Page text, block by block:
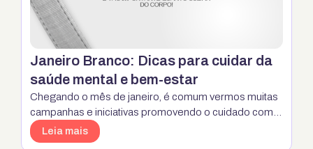
Janeiro Branco: Dicas para cuidar da
saúde mental e bem-estar
Chegando o mês de janeiro, é comum vermos muitas
campanhas e iniciativas promovendo o cuidado com a
saúde mental, e uma delas é o movimento conhecido
como Janeiro Branco. Essa ação busca conscientizar
Leia mais